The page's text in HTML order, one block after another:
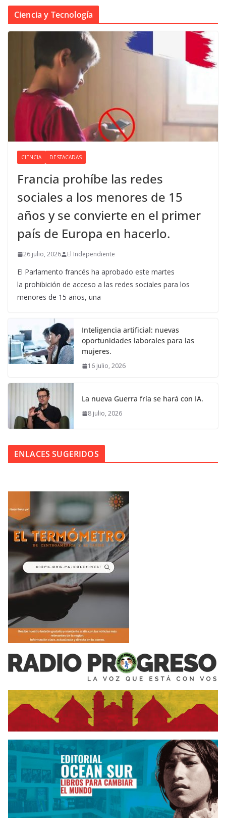
Ciencia y Tecnología
CIENCIA DESTACADAS
Francia prohíbe las redes
sociales a los menores de 15
años y se convierte en el primer
país de Europa en hacerlo.
26 julio, 2026 El Independiente
El Parlamento francés ha aprobado este martes
la prohibición de acceso a las redes sociales para los
menores de 15 años, una
Inteligencia artificial: nuevas
oportunidades laborales para las
mujeres.
16 julio, 2026
La nueva Guerra fría se hará con IA.
8 julio, 2026
ENLACES SUGERIDOS